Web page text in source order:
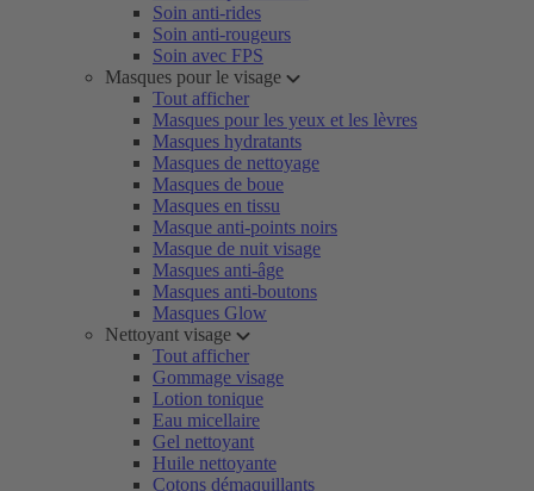
Soin anti-rides
Soin anti-rougeurs
Soin avec FPS
Masques pour le visage
Tout afficher
Masques pour les yeux et les lèvres
Masques hydratants
Masques de nettoyage
Masques de boue
Masques en tissu
Masque anti-points noirs
Masque de nuit visage
Masques anti-âge
Masques anti-boutons
Masques Glow
Nettoyant visage
Tout afficher
Gommage visage
Lotion tonique
Eau micellaire
Gel nettoyant
Huile nettoyante
Cotons démaquillants